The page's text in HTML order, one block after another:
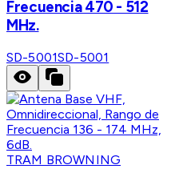
Frecuencia 470 - 512
MHz.
SD-5001SD-5001
TRAM BROWNING